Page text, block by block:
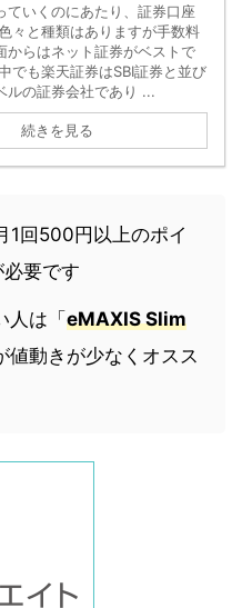
ていくのにあたり、証券口座
々と種類はありますが手数料
からはネット証券がベストで
でも楽天証券はSBI証券と並び
ルの証券会社であり ...
続きを見る
1回500円以上のポイ
要です
人は「eMAXIS Slim
値動きが少なくオスス